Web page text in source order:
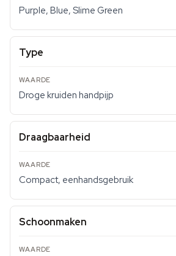
Purple, Blue, Slime Green
Type
Droge kruiden handpijp
Draagbaarheid
Compact, eenhandsgebruik
Schoonmaken